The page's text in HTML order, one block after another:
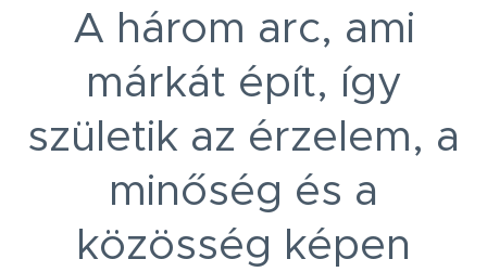
A három arc, ami
márkát épít, így
születik az érzelem, a
minőség és a
közösség képen